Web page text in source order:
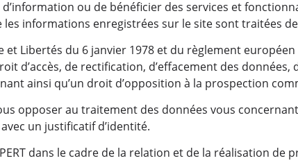
ou de bénéficier des services et
les informations enregistrées sur le site sont traitées
Libertés du 6 janvier 1978 et du règlement
d’accès, de rectification, d’effacement des
ainsi qu’un droit d’opposition à la prospection
opposer au traitement des données vous
un justificatif d’identité.
dans le cadre de la relation et de la réalisation